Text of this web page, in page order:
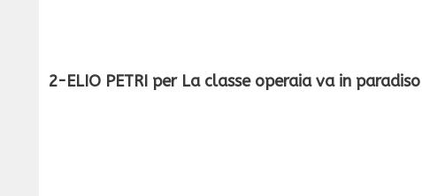
2-ELIO PETRI per La classe operaia va in